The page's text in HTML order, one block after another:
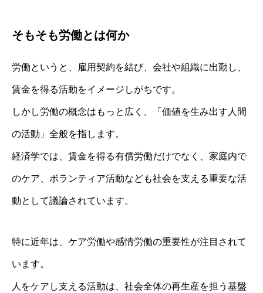
そもそも労働とは何か
労働というと、雇用契約を結び、会社や組織に出勤し、
賃金を得る活動をイメージしがちです。
しかし労働の概念はもっと広く、「価値を生み出す人間
の活動」全般を指します。
経済学では、賃金を得る有償労働だけでなく、家庭内で
のケア、ボランティア活動なども社会を支える重要な活
動として議論されています。
特に近年は、ケア労働や感情労働の重要性が注目されて
います。
人をケアし支える活動は、社会全体の再生産を担う基盤